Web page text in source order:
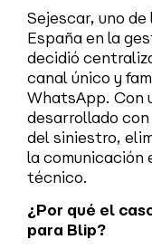
Sejescar, uno
España en la
decidió
canal único y
WhatsApp. Con
desarrollado
del siniestro,
la comunicación
técnico.
¿Por qué el
para Blip?